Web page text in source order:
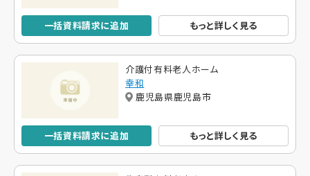
一括資料請求に追加 もっと詳しく見る
介護付有料老人ホーム
幸和
鹿児島県鹿児島市
一括資料請求に追加 もっと詳しく見る